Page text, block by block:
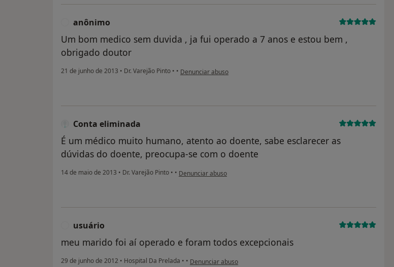
anônimo
Um bom medico sem duvida , ja fui operado a 7 anos e estou bem ,
obrigado doutor
21 de junho de 2013 • Dr. Varejão Pinto • • na opinião do utilizador anônimo
Denunciar abuso
Conta eliminada
É um médico muito humano, atento ao doente, sabe esclarecer as
dúvidas do doente, preocupa-se com o doente
14 de maio de 2013 • Dr. Varejão Pinto • • na opinião do utilizador Conta eliminada
Denunciar abuso
usuário
meu marido foi aí operado e foram todos excepcionais
29 de junho de 2012 • Hospital Da Prelada • • na opinião do utilizador usuário
Denunciar abuso